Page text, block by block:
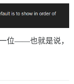
位——也就是说，